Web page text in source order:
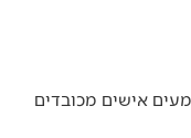
אישים מכובדים